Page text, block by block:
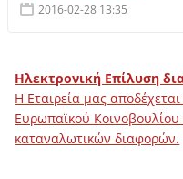
2016-02-28 13:35
Ηλεκτρονική Επίλυση
Η Εταιρεία μας
Ευρωπαϊκού Κοινοβουλίου
καταναλωτικών διαφορών.